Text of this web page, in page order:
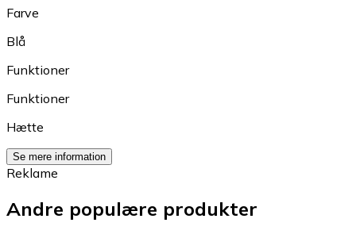
Farve
Blå
Funktioner
Funktioner
Hætte
Se mere information
Reklame
Andre populære produkter